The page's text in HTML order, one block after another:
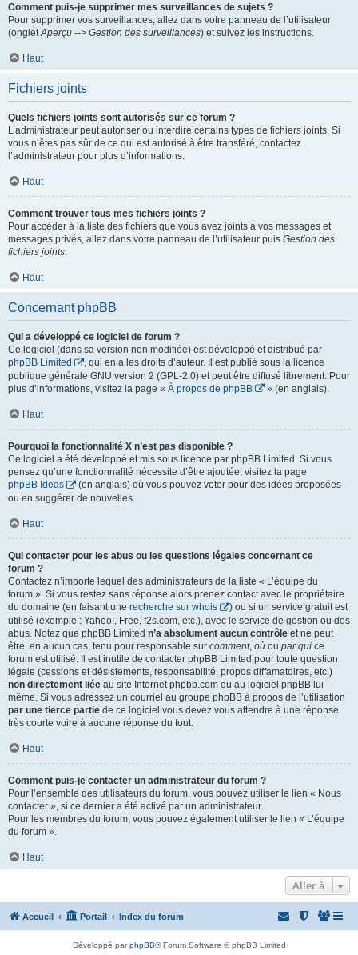
Comment puis-je supprimer mes surveillances de sujets ?
Pour supprimer vos surveillances, allez dans votre panneau de l’utilisateur
(ongletAperçu --> Gestion des surveillances) et suivez les instructions.
Haut
Fichiers joints
Quels fichiers joints sont autorisés sur ce forum ?
L’administrateur peut autoriser ou interdire certains types de fichiers joints. Si
vous n’êtes pas sûr de ce qui est autorisé à être transféré, contactez
l’administrateur pour plus d’informations.
Haut
Comment trouver tous mes fichiers joints ?
Pour accéder à la liste des fichiers que vous avez joints à vos messages et
messages privés, allez dans votre panneau de l’utilisateur puis Gestion des
fichiers joints.
Haut
Concernant phpBB
Qui a développé ce logiciel de forum ?
Ce logiciel (dans sa version non modifiée) est développé et distribué par
phpBB Limited
, qui en a les droits d’auteur. Il est publié sous la licence
publique générale GNU version 2 (GPL-2.0) et peut être diffusé librement. Pour
plus d’informations, visitez la page « À propos de phpBB » (en anglais).
Haut
Pourquoi la fonctionnalité X n’est pas disponible ?
Ce logiciel a été développé et mis sous licence par phpBB Limited. Si vous
pensez qu’une fonctionnalité nécessite d’être ajoutée, visitez la page
phpBB Ideas
(en anglais) où vous pouvez voter pour des idées proposées
ou en suggérer de nouvelles.
Haut
Qui contacter pour les abus ou les questions légales concernant ce
forum ?
Contactez n’importe lequel des administrateurs de la liste « L’équipe du
forum ». Si vous restez sans réponse alors prenez contact avec le propriétaire
du domaine (en faisant une recherche sur whois
) ou si un service gratuit est
utilisé (exemple : Yahoo!, Free, f2s.com, etc.), avec le service de gestion ou des
abus. Notez que phpBB Limited n’a absolument aucun contrôle et ne peut
être, en aucun cas, tenu pour responsable sur comment, où ou par qui ce
forum est utilisé. Il est inutile de contacter phpBB Limited pour toute question
légale (cessions et désistements, responsabilité, propos diffamatoires, etc.)
non directement liée au site Internet phpbb.com ou au logiciel phpBB lui-
même. Si vous adressez un courriel au groupe phpBB à propos de l’utilisation
par une tierce partie de ce logiciel vous devez vous attendre à une réponse
très courte voire à aucune réponse du tout.
Haut
Comment puis-je contacter un administrateur du forum ?
Pour l’ensemble des utilisateurs du forum, vous pouvez utiliser le lien « Nous
contacter », si ce dernier a été activé par un administrateur.
Pour les membres du forum, vous pouvez également utiliser le lien « L’équipe
du forum ».
Haut
Aller à
Accueil Portail Index du forum
Développé parphpBB® Forum Software © phpBB Limited